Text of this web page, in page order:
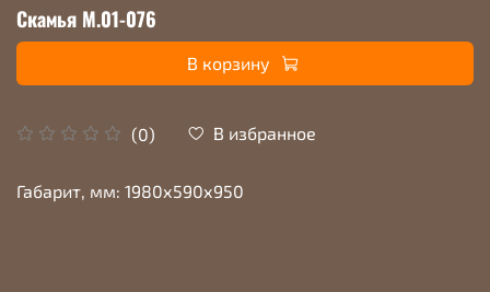
Скамья М.01-076
(0) В избранное
В корзину
Габарит, мм: 1980х590х950